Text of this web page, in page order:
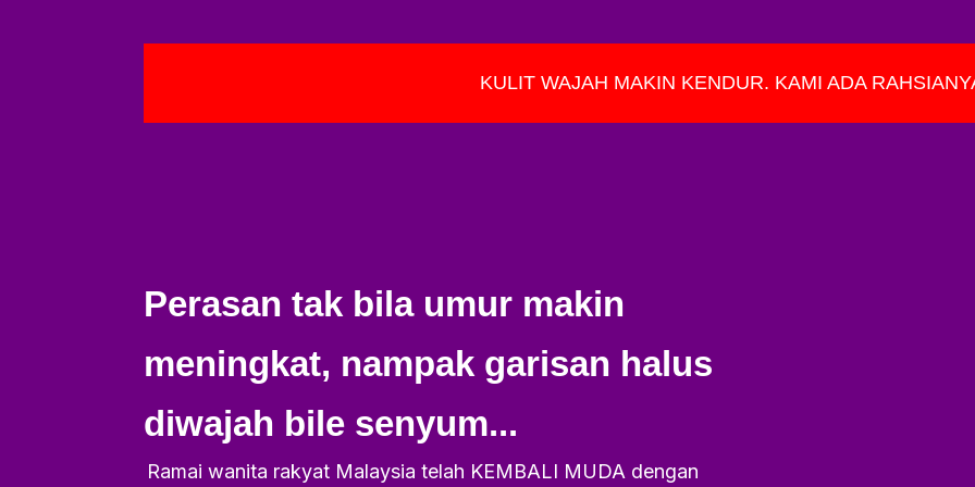
KULIT WAJAH MAKIN KENDUR. KAMI ADA
Perasan tak bila umur makin
meningkat, nampak garisan halus
diwajah bile senyum...
Ramai wanita rakyat Malaysia telah KEMBALI MUDA dengan